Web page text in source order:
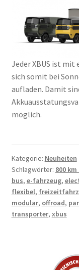
Jeder XBUS ist
sich somit bei
aufladen. Damit
möglich.
Kategorie: Neuheiten
Schlagwörter: 800
bus, e-fahrzeug,
flexibel,
modular, offroad,
transporter, xbus